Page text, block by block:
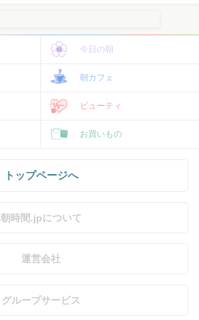
今日の朝
朝カフェ
ビューティ
お買いもの
トップページへ
朝時間.jpについて
運営会社
グループサービス